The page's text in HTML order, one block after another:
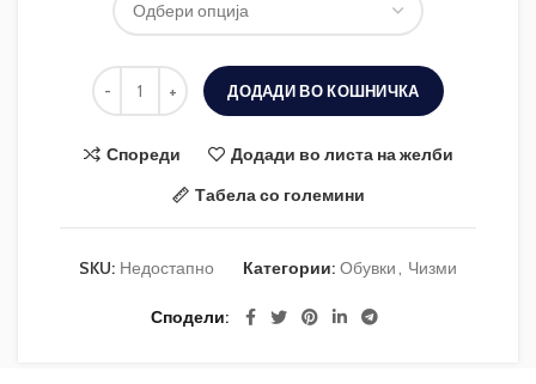
ДОДАДИ ВО КОШНИЧКА
Спореди
Додади во листа на желби
Табела со големини
SKU: Недостапно Категории: Обувки, Чизми
Сподели